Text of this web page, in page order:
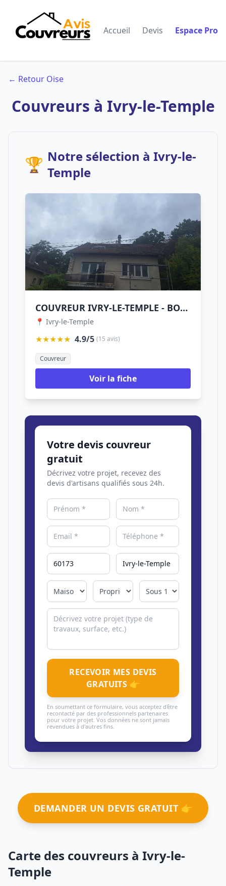
Accueil Devis Espace Pro
← Retour Oise
Couvreurs à Ivry-le-Temple
🏆 Notre sélection à Ivry-le-
Temple
COUVREUR IVRY-LE-TEMPLE - BOGLIONI COUVERTURE
📍 Ivry-le-Temple
★★★★★ 4.9/5 (15 avis)
Couvreur
Voir la fiche
Votre devis couvreur
gratuit
Décrivez votre projet, recevez des
devis d'artisans qualifiés sous 24h.
RECEVOIR MES DEVIS
GRATUITS 👉
En soumettant ce formulaire, vous acceptez d'être
recontacté par des professionnels partenaires
pour votre projet. Vos données ne sont jamais
revendues à d'autres fins.
DEMANDER UN DEVIS GRATUIT 👉
Carte des couvreurs à Ivry-le-
Temple